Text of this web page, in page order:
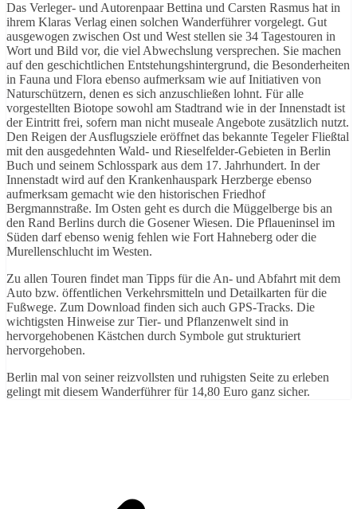
Das Verleger- und Autorenpaar Bettina und Carsten Rasmus hat in
ihrem Klaras Verlag einen solchen Wanderführer vorgelegt. Gut
ausgewogen zwischen Ost und West stellen sie 34 Tagestouren in
Wort und Bild vor, die viel Abwechslung versprechen. Sie machen
auf den geschichtlichen Entstehungshintergrund, die Besonderheiten
in Fauna und Flora ebenso aufmerksam wie auf Initiativen von
Naturschützern, denen es sich anzuschließen lohnt. Für alle
vorgestellten Biotope sowohl am Stadtrand wie in der Innenstadt ist
der Eintritt frei, sofern man nicht museale Angebote zusätzlich nutzt.
Den Reigen der Ausflugsziele eröffnet das bekannte Tegeler Fließtal
mit den ausgedehnten Wald- und Rieselfelder-Gebieten in Berlin
Buch und seinem Schlosspark aus dem 17. Jahrhundert. In der
Innenstadt wird auf den Krankenhauspark Herzberge ebenso
aufmerksam gemacht wie den historischen Friedhof
Bergmannstraße. Im Osten geht es durch die Müggelberge bis an
den Rand Berlins durch die Gosener Wiesen. Die Pflaueninsel im
Süden darf ebenso wenig fehlen wie Fort Hahneberg oder die
Murellenschlucht im Westen.
Zu allen Touren findet man Tipps für die An- und Abfahrt mit dem
Auto bzw. öffentlichen Verkehrsmitteln und Detailkarten für die
Fußwege. Zum Download finden sich auch GPS-Tracks. Die
wichtigsten Hinweise zur Tier- und Pflanzenwelt sind in
hervorgehobenen Kästchen durch Symbole gut strukturiert
hervorgehoben.
Berlin mal von seiner reizvollsten und ruhigsten Seite zu erleben
gelingt mit diesem Wanderführer für 14,80 Euro ganz sicher.